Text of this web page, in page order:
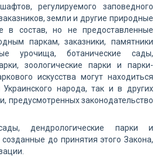
регулируемого заповедного
земли и другие природные
в состав, но не предоставленные
паркам, заказники, памятники
урочища, ботанические сады,
зоологические парки и парки-
искусства могут находиться
Украинского народа, так и в других
предусмотренных законодательство
дендрологические парки и
созданные до принятия этого Закона,